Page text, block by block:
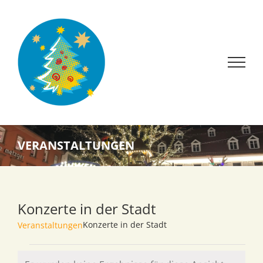
springen
VERANSTALTUNGEN
Konzerte in der Stadt
VeranstaltungenKonzerte in der Stadt